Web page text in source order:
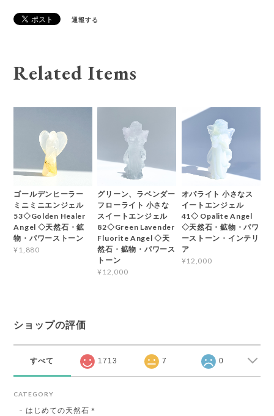
通報する
Related Items
ゴールデンヒーラー
ミニミニエンジェル
53◇Golden Healer
Angel ◇天然石・鉱
物・パワーストーン
¥1,880
グリーン、ラベンダー
フローライト 小さな
スイートエンジェル
82◇Green Lavender
Fluorite Angel ◇天
然石・鉱物・パワース
トーン
¥12,000
オパライト 小さなス
イートエンジェル
41◇ Opalite Angel
◇天然石・鉱物・パワ
ーストーン・インテリ
ア
¥12,000
ショップの評価
すべて 1713 7 0
CATEGORY
はじめての天然石＊